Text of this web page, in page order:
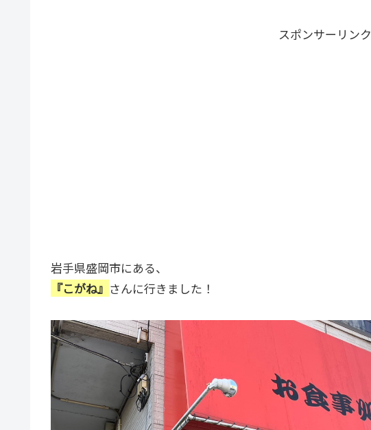
スポンサーリンク
岩手県盛岡市にある、
『こがね』 さんに行きました！